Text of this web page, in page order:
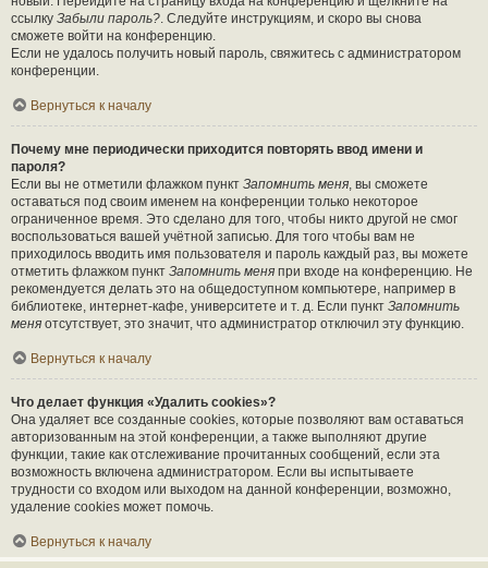
ссылку Забыли пароль?. Следуйте инструкциям, и скоро вы снова
сможете войти на конференцию.
Если не удалось получить новый пароль, свяжитесь с администратором
конференции.
Вернуться к началу
Почему мне периодически приходится повторять ввод имени и
пароля?
Если вы не отметили флажком пункт Запомнить меня, вы сможете
оставаться под своим именем на конференции только некоторое
ограниченное время. Это сделано для того, чтобы никто другой не смог
воспользоваться вашей учётной записью. Для того чтобы вам не
приходилось вводить имя пользователя и пароль каждый раз, вы можете
отметить флажком пункт Запомнить меня при входе на конференцию. Не
рекомендуется делать это на общедоступном компьютере, например в
библиотеке, интернет-кафе, университете и т. д. Если пункт Запомнить
меня отсутствует, это значит, что администратор отключил эту функцию.
Вернуться к началу
Что делает функция «Удалить cookies»?
Она удаляет все созданные cookies, которые позволяют вам оставаться
авторизованным на этой конференции, а также выполняют другие
функции, такие как отслеживание прочитанных сообщений, если эта
возможность включена администратором. Если вы испытываете
трудности со входом или выходом на данной конференции, возможно,
удаление cookies может помочь.
Вернуться к началу